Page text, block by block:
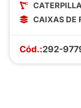
CAIXAS DE
Cód.:292-